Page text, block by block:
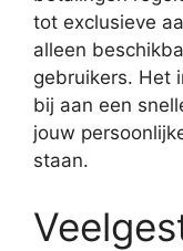
tot exclusieve
alleen
gebruikers. Het
bij aan een
jouw
staan.